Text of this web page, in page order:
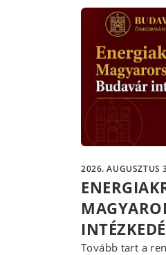
2026. AUGUSZTUS
Tovább tart a